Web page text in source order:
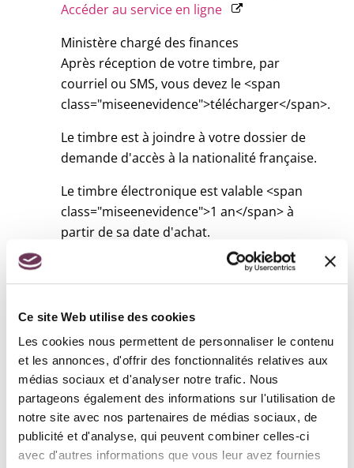
Ce site Web utilise des cookies
Les cookies nous permettent de personnaliser le contenu
et les annonces, d'offrir des fonctionnalités relatives aux
médias sociaux et d'analyser notre trafic. Nous
partageons également des informations sur l'utilisation de
notre site avec nos partenaires de médias sociaux, de
publicité et d'analyse, qui peuvent combiner celles-ci
avec d'autres informations que vous leur avez fournies
Accéder au service en ligne
Ministère chargé des finances
Après réception de votre timbre, par
courriel ou SMS, vous devez le <span
class="miseenevidence">télécharger</span>.
Le timbre est à joindre à votre dossier de
demande d'accès à la nationalité française.
Le timbre électronique est valable <span
class="miseenevidence">1 an</span> à
partir de sa date d'achat.
Pour éviter qu'il ne soit plus valide au
moment du dépôt de votre demande,
dossier avant de l'acheter.
Vous pouvez demander en ligne son
remboursement dans les <span
class="miseenevidence">18 mois</span>
qui suivent son achat :
Service en ligne